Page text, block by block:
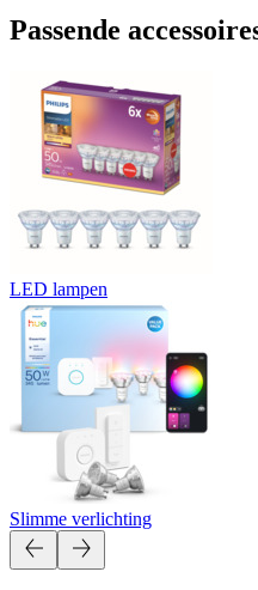
Passende
LED lampen
Slimme verlichting